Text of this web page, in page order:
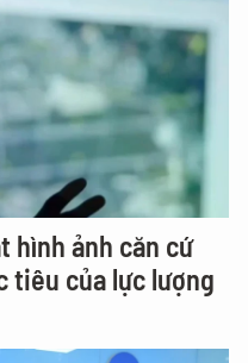
hình ảnh căn cứ
tiêu của lực lượng